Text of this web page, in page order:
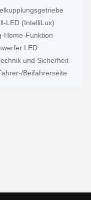
LED (IntelliLux)
Home-Funktion
LED
und Sicherheit
Beifahrerseite